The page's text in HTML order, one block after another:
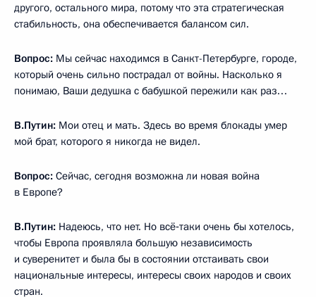
другого, остального мира, потому что эта стратегическая
стабильность, она обеспечивается балансом сил.
Вопрос: Мы сейчас находимся в Санкт-Петербурге, городе,
который очень сильно пострадал от войны. Насколько я
понимаю, Ваши дедушка с бабушкой пережили как раз…
В.Путин: Мои отец и мать. Здесь во время блокады умер
мой брат, которого я никогда не видел.
Вопрос: Сейчас, сегодня возможна ли новая война
в Европе?
В.Путин: Надеюсь, что нет. Но всё‑таки очень бы хотелось,
чтобы Европа проявляла большую независимость
и суверенитет и была бы в состоянии отстаивать свои
национальные интересы, интересы своих народов и своих
стран.